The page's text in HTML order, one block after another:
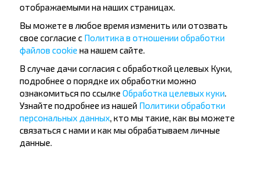
путешествовать
дешевле?
Не пропусти специальные акции, скидки и
другие интересные предложения INFOBUS.
Подпишись на получение новостей и
путешествуй с нами дешевле!
отображаемыми на наших страницах.
Вы можете в любое время изменить или отозвать
свое согласие с Политика в отношении обработки
файлов cookie на нашем сайте.
В случае дачи согласия с обработкой целевых Куки,
подробнее о порядке их обработки можно
ознакомиться по ссылке Обработка целевых куки.
Узнайте подробнее из нашей Политики обработки
персональных данных, кто мы такие, как вы можете
связаться с нами и как мы обрабатываем личные
данные.